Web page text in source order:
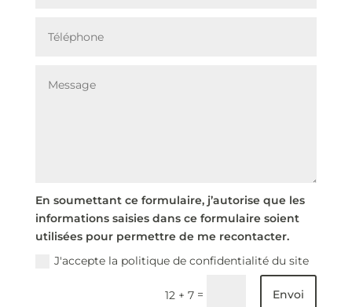
En soumettant ce formulaire, j’autorise que les
informations saisies dans ce formulaire soient
utilisées pour permettre de me recontacter.
J'accepte la politique de confidentialité du site
12 + 7 = Envoi